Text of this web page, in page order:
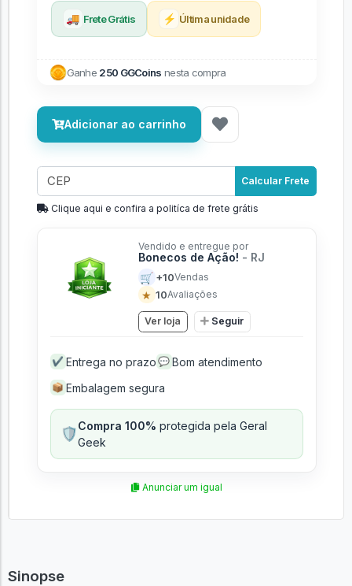
🚚 Frete Grátis ⚡ Última unidade
Ganhe 250 GGCoins nesta compra
Adicionar ao carrinho
Calcular Frete
Clique aqui e confira a politíca de frete grátis
Vendido e entregue por
Bonecos de Ação! - RJ
🛒 +10Vendas
★ 10Avaliações
Ver loja Seguir
✔ Entrega no prazo 💬 Bom atendimento
📦 Embalagem segura
🛡️Compra 100% protegida pela Geral
Geek
Anunciar um igual
Sinopse